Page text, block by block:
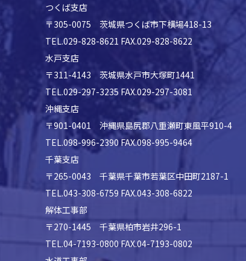
つくば支店
〒305-0075 茨城県つくば市下横場418-13
TEL.029-828-8621 FAX.029-828-8622
水戸支店
〒311-4143 茨城県水戸市大塚町1441
TEL.029-297-3235 FAX.029-297-3081
沖縄支店
〒901-0401 沖縄県島尻郡八重瀬町東風平910-4
TEL.098-996-2390 FAX.098-995-9464
千葉支店
〒265-0043 千葉県千葉市若葉区中田町2187-1
TEL.043-308-6759 FAX.043-308-6822
解体工事部
〒270-1445 千葉県柏市岩井296-1
TEL.04-7193-0800 FAX.04-7193-0802